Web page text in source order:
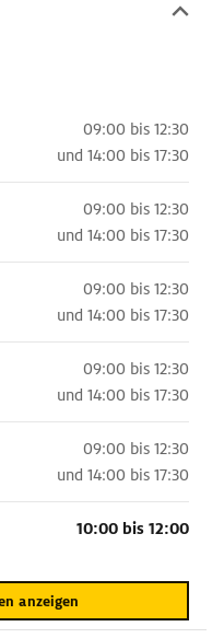
09:00 bis 12:30
und 14:00 bis 17:30
09:00 bis 12:30
und 14:00 bis 17:30
09:00 bis 12:30
und 14:00 bis 17:30
09:00 bis 12:30
und 14:00 bis 17:30
09:00 bis 12:30
und 14:00 bis 17:30
10:00 bis 12:00
anzeigen